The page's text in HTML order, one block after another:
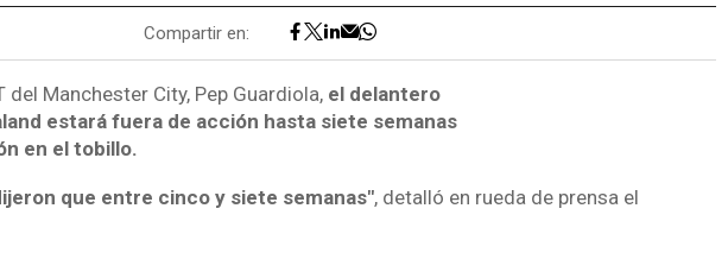
Compartir en:
del Manchester City, Pep Guardiola,el delantero
estará fuera de acción hasta siete semanas
en el tobillo.
que entre cinco y siete semanas", detalló en rueda de prensa el